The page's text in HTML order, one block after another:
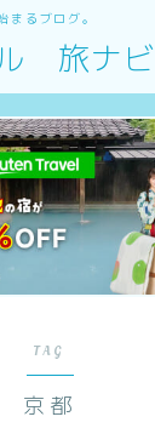
旅ナビ
まるブログ。
TAG
京都